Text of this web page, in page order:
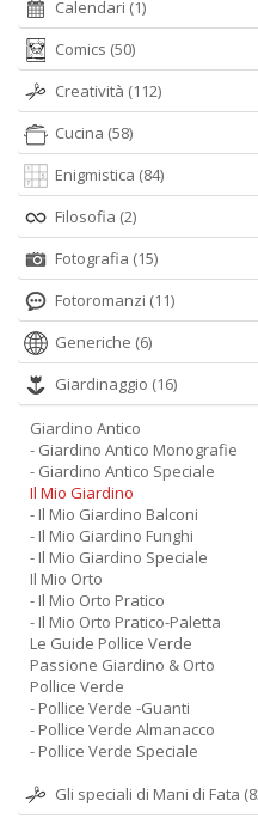
Calendari (1)
Comics (50)
Creatività (112)
Cucina (58)
Enigmistica (84)
Filosofia (2)
Fotografia (15)
Fotoromanzi (11)
Generiche (6)
Giardinaggio (16)
Giardino Antico
- Giardino Antico Monografie
- Giardino Antico Speciale
Il Mio Giardino
- Il Mio Giardino Balconi
- Il Mio Giardino Funghi
- Il Mio Giardino Speciale
Il Mio Orto
- Il Mio Orto Pratico
- Il Mio Orto Pratico-Paletta
Le Guide Pollice Verde
Passione Giardino & Orto
Pollice Verde
- Pollice Verde -Guanti
- Pollice Verde Almanacco
- Pollice Verde Speciale
Gli speciali di Mani di Fata